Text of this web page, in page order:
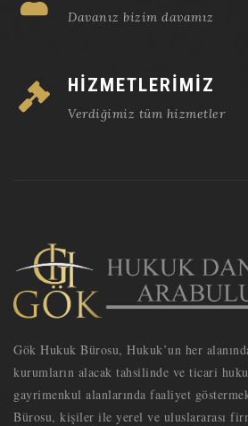
Davanız bizim davamız
HİZMETLERİMİZ
Verdiğimiz tüm hizmetler
Gök Hukuk Bürosu, Hukuk’un her
kurumların alacak tahsilinde ve ticari
gayrimenkul alanlarında faaliyet
Bürosu, kişiler ile yerel ve uluslararası